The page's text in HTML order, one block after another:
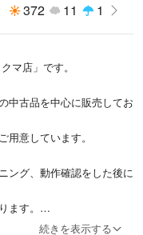
372 11 1
マ店」です。
中古品を中心に販売してお
意しています。
ング、動作確認をした後に
す。
続きを表示する